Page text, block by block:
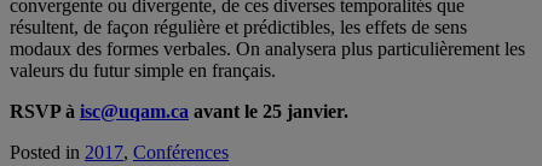
convergente ou divergente, de ces diverses temporalités que
résultent, de façon régulière et prédictibles, les effets de sens
modaux des formes verbales. On analysera plus particulièrement les
valeurs du futur simple en français.
RSVP à isc@uqam.ca avant le 25 janvier.
Posted in 2017, Conférences